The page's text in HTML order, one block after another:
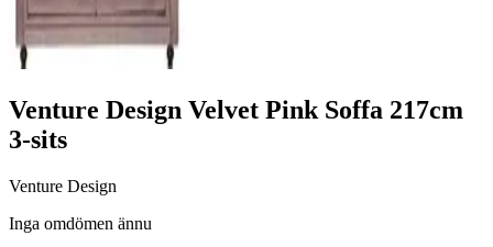
Venture Design Velvet Pink Soffa 217cm
3-sits
Venture Design
Inga omdömen ännu